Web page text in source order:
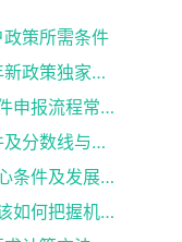
策所需条件
怎么样办理北京小城镇户口2026年新政策独家解读
北京人才引进落户政策标准核心条件申报流程常见误区
解析2026年北京积分落户申请条件及分数线与避坑指南
当前外地户口落户北京的途径和核心条件及发展趋势
解析落户北京户口新政策的路径：该如何把握机遇？